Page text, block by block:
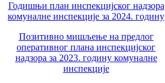
Годишњи план инспекцијског надзора
комуналне инспекције за 2024. годину
Позитивно мишљење на предлог
оперативног плана инспекцијског
надзора за 2023. годину комуналне
инспекције